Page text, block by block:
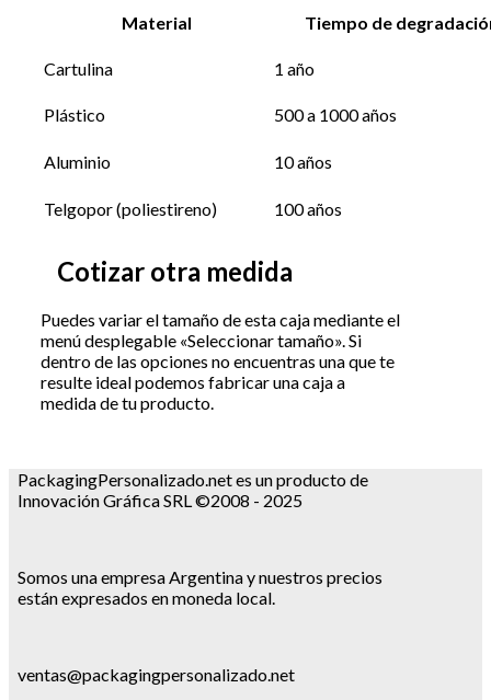
Material Tiempo de
Cartulina 1 año
Plástico 500 a 1000 años
Aluminio 10 años
Telgopor (poliestireno) 100 años
Cotizar otra medida
Puedes variar el tamaño de esta caja mediante el
menú desplegable «Seleccionar tamaño». Si
dentro de las opciones no encuentras una que te
resulte ideal podemos fabricar una caja a
medida de tu producto.
PackagingPersonalizado.net es un producto de
Innovación Gráfica SRL ©2008 - 2025
Somos una empresa Argentina y nuestros precios
están expresados en moneda local.
ventas@packagingpersonalizado.net